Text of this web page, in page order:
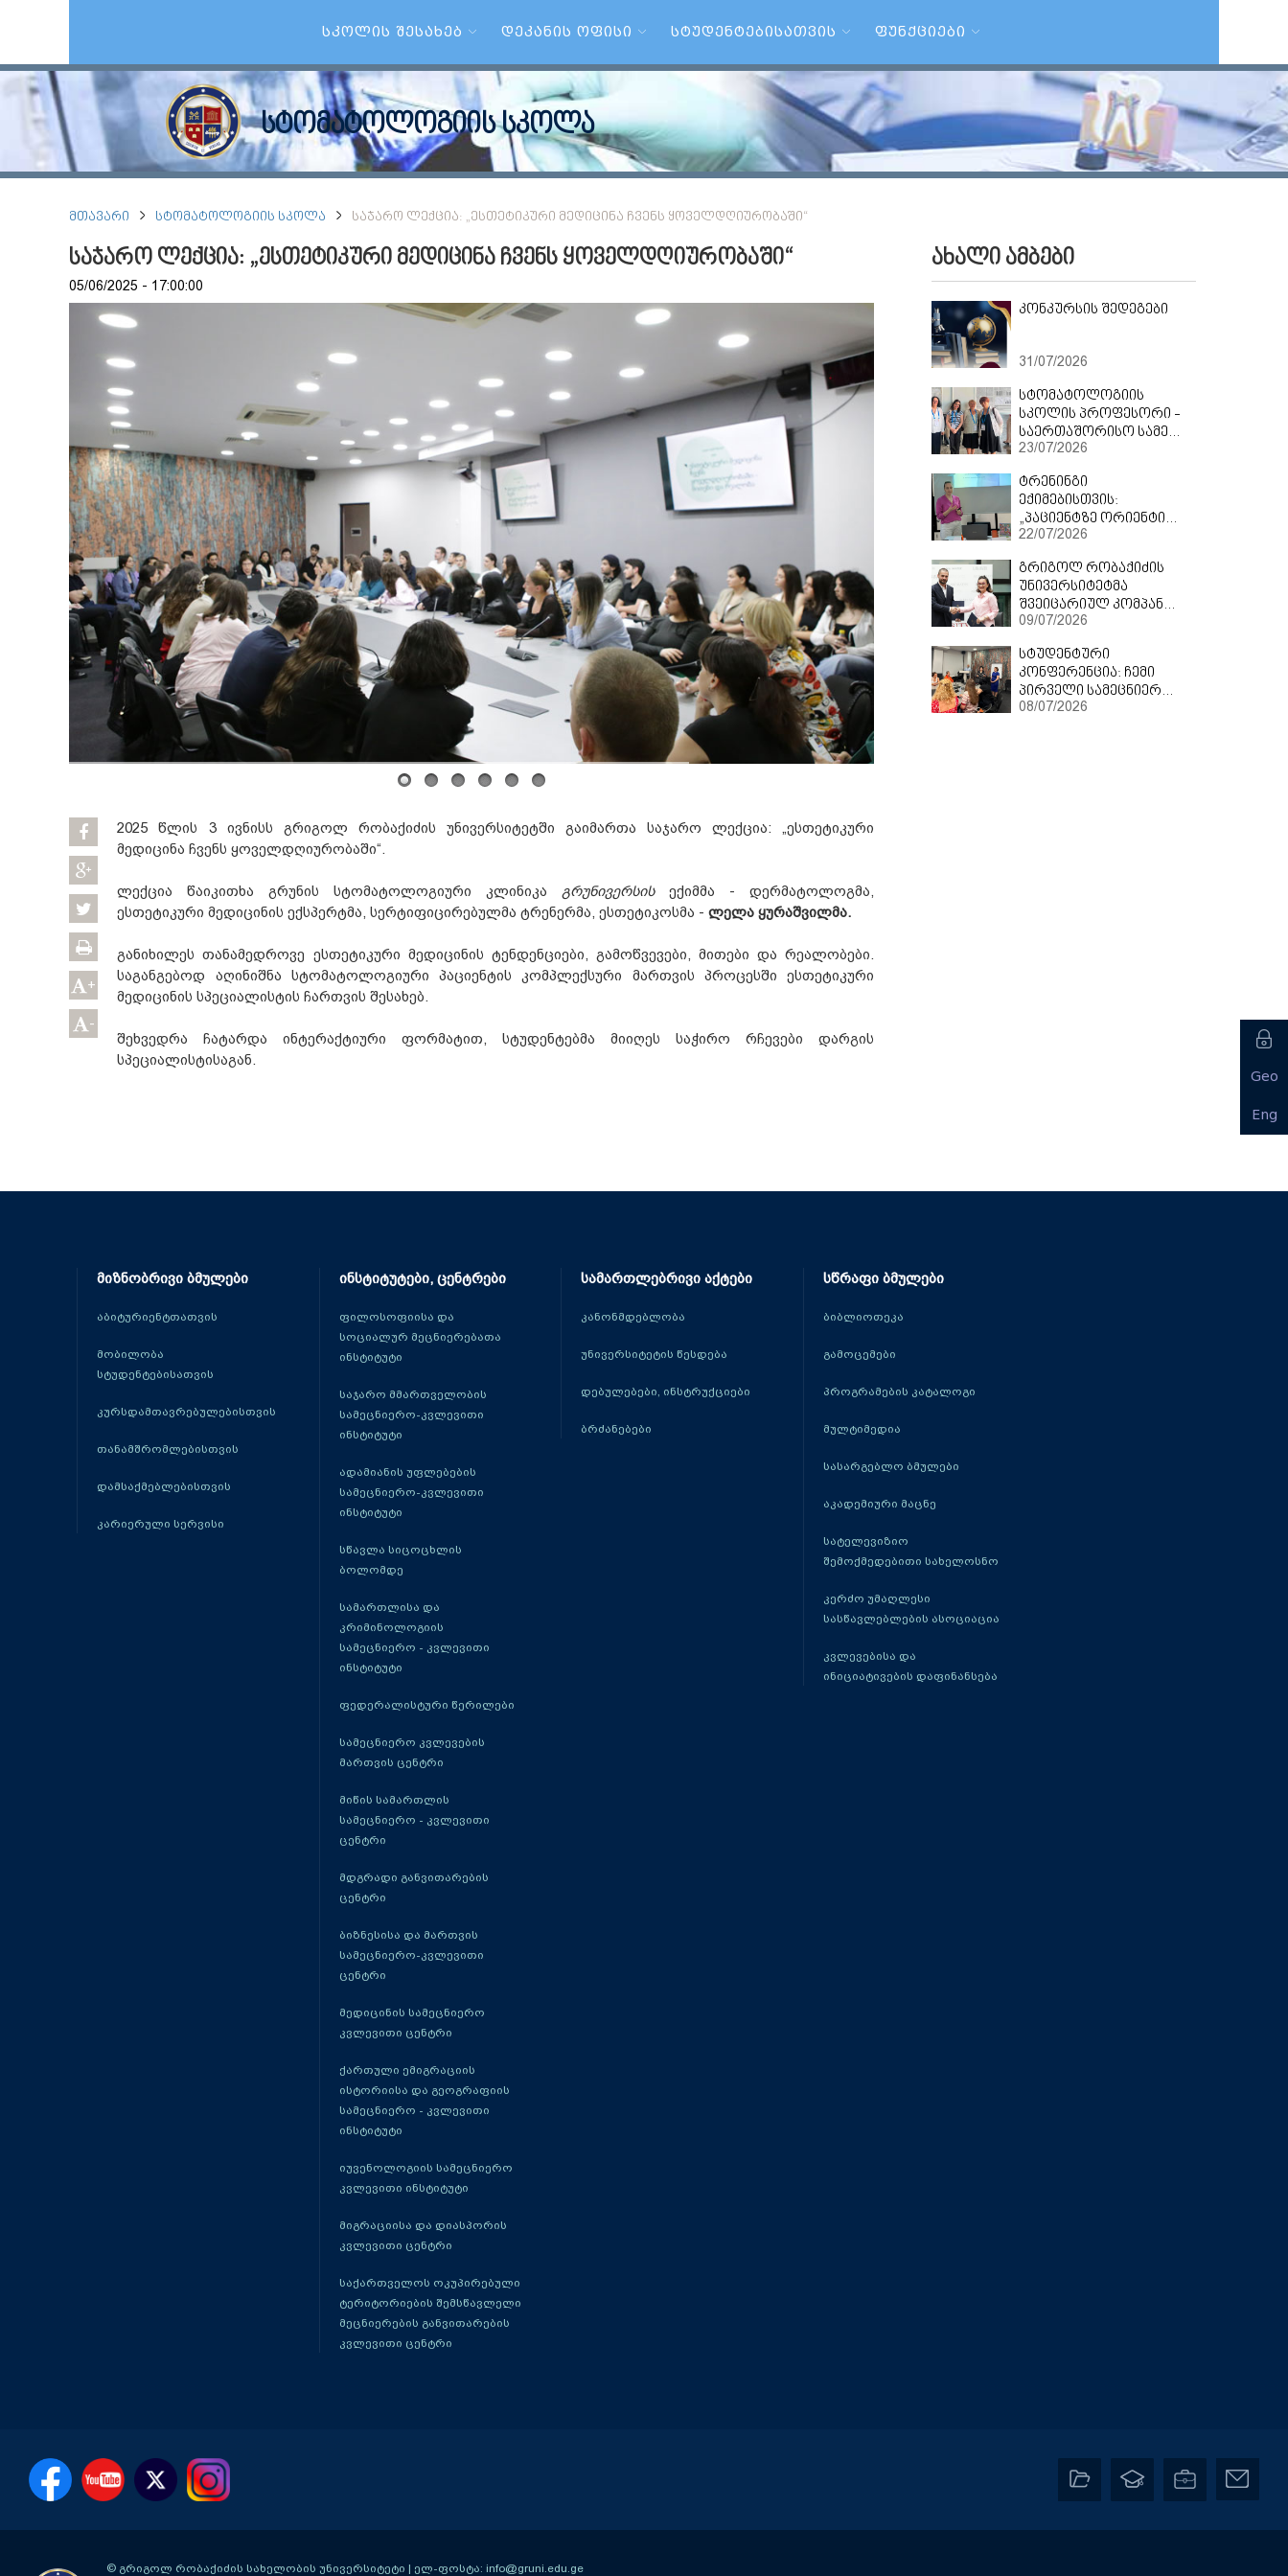
Geo
Eng
ᲡᲙᲝᲚᲘᲡ ᲨᲔᲡᲐᲮᲔᲑ ᲓᲔᲙᲐᲜᲘᲡ ᲝᲤᲘᲡᲘ ᲡᲢᲣᲓᲔᲜᲢᲔᲑᲘᲡᲐᲗᲕᲘᲡ ᲤᲣᲜᲥᲪᲘᲔᲑᲘ
სტომატოლოგიის სკოლა
ᲛᲗᲐᲕᲐᲠᲘ ᲡᲢᲝᲛᲐᲢᲝᲚᲝᲒᲘᲘᲡ ᲡᲙᲝᲚᲐ ᲡᲐᲯᲐᲠᲝ ᲚᲔᲥᲪᲘᲐ: „ᲔᲡᲗᲔᲢᲘᲙᲣᲠᲘ ᲛᲔᲓᲘᲪᲘᲜᲐ ᲩᲕᲔᲜᲡ ᲧᲝᲕᲔᲚᲓᲦᲘᲣᲠᲝᲑᲐᲨᲘ“
საჯარო ლექცია: „ესთეტიკური მედიცინა ჩვენს ყოველდღიურობაში“
05/06/2025 - 17:00:00
+
-
2025 წლის 3 ივნისს გრიგოლ რობაქიძის უნივერსიტეტში გაიმართა საჯარო ლექცია: „ესთეტიკური
მედიცინა ჩვენს ყოველდღიურობაში“.
ლექცია წაიკითხა გრუნის სტომატოლოგიური კლინიკაგრუნივერსისექიმმა - დერმატოლოგმა,
ესთეტიკური მედიცინის ექსპერტმა, სერტიფიცირებულმა ტრენერმა, ესთეტიკოსმა -ლელა ყურაშვილმა.
განიხილეს თანამედროვე ესთეტიკური მედიცინის ტენდენციები, გამოწვევები, მითები და რეალობები.
საგანგებოდ აღინიშნა სტომატოლოგიური პაციენტის კომპლექსური მართვის პროცესში ესთეტიკური
მედიცინის სპეციალისტის ჩართვის შესახებ.
შეხვედრა ჩატარდა ინტერაქტიური ფორმატით, სტუდენტებმა მიიღეს საჭირო რჩევები დარგის
სპეციალისტისაგან.
ახალი ამბები
კონკურსის შედეგები
31/07/2026
სტომატოლოგიის
სკოლის პროფესორი -
საერთაშორისო სამეცნიერო ფორუმის მონაწილე
23/07/2026
ტრენინგი
ექიმებისთვის:
„პაციენტზე ორიენტირებული ეფექტური კომუნიკაციის ტექნიკა“
22/07/2026
გრიგოლ რობაქიძის
უნივერსიტეტმა
შვეიცარიულ კომპანია CURADEN - თან თანამშრომლობის მემორანდუმი გააფორმა
09/07/2026
სტუდენტური
კონფერენცია: ჩემი
პირველი სამეცნიერო ნაშრომი
08/07/2026
მიზნობრივი ბმულები
აბიტურიენტთათვის
მობილობა
სტუდენტებისათვის
კურსდამთავრებულებისთვის
თანამშრომლებისთვის
დამსაქმებლებისთვის
კარიერული სერვისი
ინსტიტუტები, ცენტრები
ფილოსოფიისა და
სოციალურ მეცნიერებათა
ინსტიტუტი
საჯარო მმართველობის
სამეცნიერო-კვლევითი
ინსტიტუტი
ადამიანის უფლებების
სამეცნიერო-კვლევითი
ინსტიტუტი
სწავლა სიცოცხლის
ბოლომდე
სამართლისა და
კრიმინოლოგიის
სამეცნიერო - კვლევითი
ინსტიტუტი
ფედერალისტური წერილები
სამეცნიერო კვლევების
მართვის ცენტრი
მიწის სამართლის
სამეცნიერო - კვლევითი
ცენტრი
მდგრადი განვითარების
ცენტრი
ბიზნესისა და მართვის
სამეცნიერო-კვლევითი
ცენტრი
მედიცინის სამეცნიერო
კვლევითი ცენტრი
ქართული ემიგრაციის
ისტორიისა და გეოგრაფიის
სამეცნიერო - კვლევითი
ინსტიტუტი
იუვენოლოგიის სამეცნიერო
კვლევითი ინსტიტუტი
მიგრაციისა და დიასპორის
კვლევითი ცენტრი
საქართველოს ოკუპირებული
ტერიტორიების შემსწავლელი
მეცნიერების განვითარების
კვლევითი ცენტრი
სამართლებრივი აქტები
კანონმდებლობა
უნივერსიტეტის წესდება
დებულებები, ინსტრუქციები
ბრძანებები
სწრაფი ბმულები
ბიბლიოთეკა
გამოცემები
პროგრამების კატალოგი
მულტიმედია
სასარგებლო ბმულები
აკადემიური მაცნე
სატელევიზიო
შემოქმედებითი სახელოსნო
კერძო უმაღლესი
სასწავლებლების ასოციაცია
კვლევებისა და
ინიციატივების დაფინანსება
© გრიგოლ რობაქიძის სახელობის უნივერსიტეტი | ელ-ფოსტა: info@gruni.edu.ge